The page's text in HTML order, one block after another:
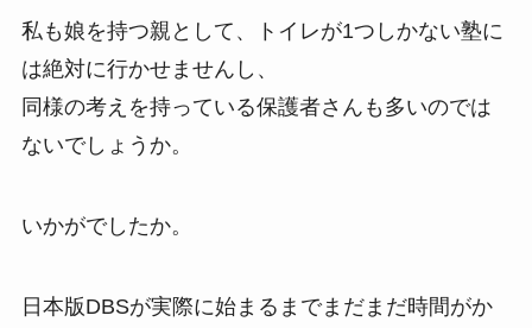
私も娘を持つ親として、トイレが1つしかない塾に
は絶対に行かせませんし、
同様の考えを持っている保護者さんも多いのでは
ないでしょうか。
いかがでしたか。
日本版DBSが実際に始まるまでまだまだ時間がか